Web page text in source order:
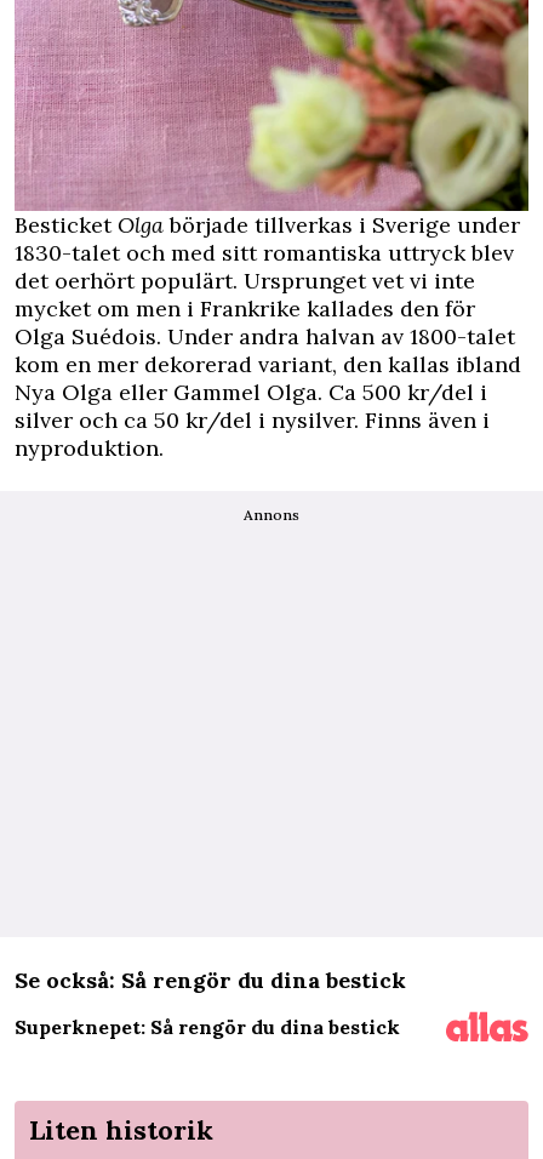
BesticketOlgabörjade tillverkas i Sverige under
1830-talet och med sitt romantiska uttryck blev
det oerhört populärt. Ursprunget vet vi inte
mycket om men i Frankrike kallades den för
Olga Suédois. Under andra halvan av 1800-talet
kom en mer dekorerad variant, den kallas ibland
Nya Olga eller Gammel Olga. Ca 500 kr/del i
silver och ca 50 kr/del i nysilver. Finns även i
nyproduktion.
Annons
Se också: Så rengör du dina bestick
Superknepet: Så rengör du dina bestick
Liten historik